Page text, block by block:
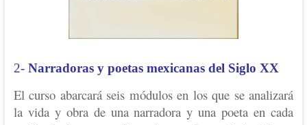
2- Narradoras y poetas mexicanas del Siglo XX
El curso abarcará seis módulos en los que se analizará
la vida y obra de una narradora y una poeta en cada